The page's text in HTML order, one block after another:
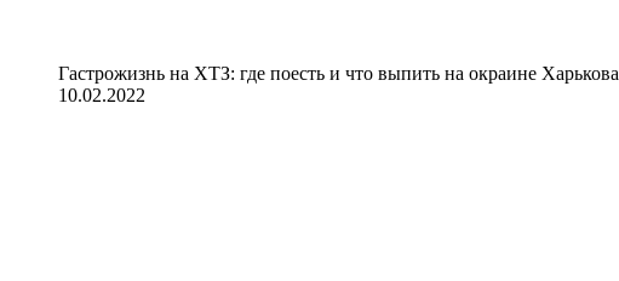
Гастрожизнь на ХТЗ: где поесть и что выпить на окраине Харькова
10.02.2022